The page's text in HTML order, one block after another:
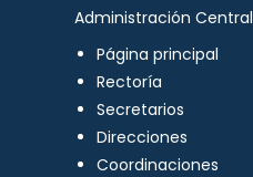
Administración Central
Página principal
Rectoría
Secretarios
Direcciones
Coordinaciones